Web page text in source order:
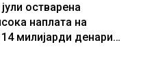
остварена
наплата на
милијарди денари